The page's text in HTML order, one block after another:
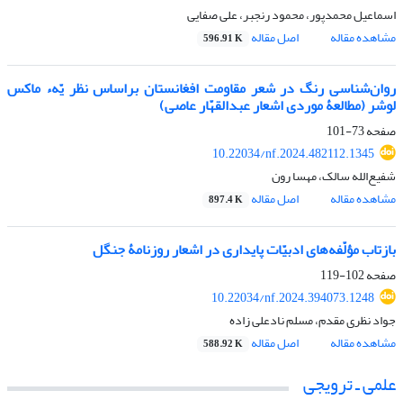
اسماعیل محمدپور، محمود رنجبر، علی صفایی
مشاهده مقاله
اصل مقاله 596.91 K
روان‌شناسی رنگ در شعر مقاومت افغانستان براساس نظر یّهء ماکس
لوشر (مطالعۀ موردی اشعار عبدالقهّار عاصی)
صفحه73-101
10.22034/nf.2024.482112.1345
شفیع‌الله سالک، مهسا رون
مشاهده مقاله
اصل مقاله 897.4 K
بازتاب مؤلّفه‌های ادبیّات پایداری در اشعار روزنامۀ جنگل
صفحه102-119
10.22034/nf.2024.394073.1248
جواد نظری مقدم، مسلم نادعلی زاده
مشاهده مقاله
اصل مقاله 588.92 K
علمی ـ ترویجی